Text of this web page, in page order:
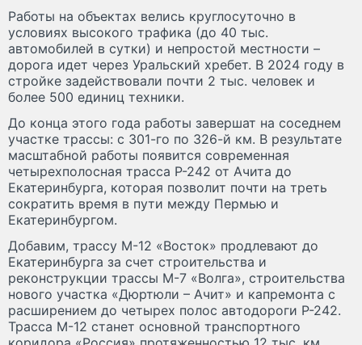
Работы на объектах велись круглосуточно в
условиях высокого трафика (до 40 тыс.
автомобилей в сутки) и непростой местности –
дорога идет через Уральский хребет. В 2024 году в
стройке задействовали почти 2 тыс. человек и
более 500 единиц техники.
До конца этого года работы завершат на соседнем
участке трассы: с 301-го по 326-й км. В результате
масштабной работы появится современная
четырехполосная трасса Р-242 от Ачита до
Екатеринбурга, которая позволит почти на треть
сократить время в пути между Пермью и
Екатеринбургом.
Добавим, трассу М-12 «Восток» продлевают до
Екатеринбурга за счет строительства и
реконструкции трассы М-7 «Волга», строительства
нового участка «Дюртюли – Ачит» и капремонта с
расширением до четырех полос автодороги Р-242.
Трасса М-12 станет основной транспортного